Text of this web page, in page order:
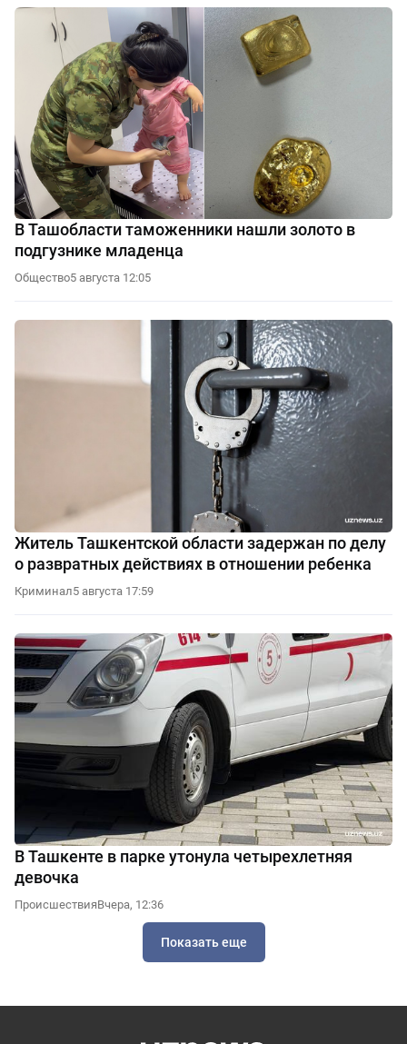
В Ташобласти таможенники нашли золото в
подгузнике младенца
Общество5 августа 12:05
Житель Ташкентской области задержан по делу
о развратных действиях в отношении ребенка
Криминал5 августа 17:59
В Ташкенте в парке утонула четырехлетняя
девочка
ПроисшествияВчера, 12:36
Показать еще